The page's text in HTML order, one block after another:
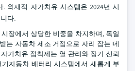
. 외재적 자가치유 시스템은 2024년 시
다.
장에서 상당한 비중을 차지하며, 독일
는 자동차 제조 거점으로 자리 잡는 데
가치유 접착제는 열 관리와 장기 신뢰
자동차 배터리 시스템에서 새롭게 부